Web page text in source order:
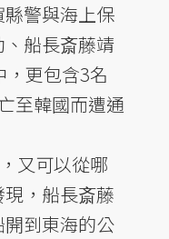
警與海上保
船長斎藤靖
更包含3名
至韓國而遭通
又可以從哪
，船長斎藤
到東海的公